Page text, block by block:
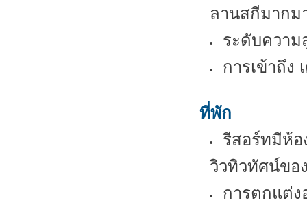
ลานสกีมากม
ระดับความ
การเข้าถึง
ที่พัก
รีสอร์ทมีห้
วิวทิวทัศน์ขอ
การตกแต่